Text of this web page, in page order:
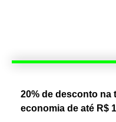
20% de desconto na
economia de até R$